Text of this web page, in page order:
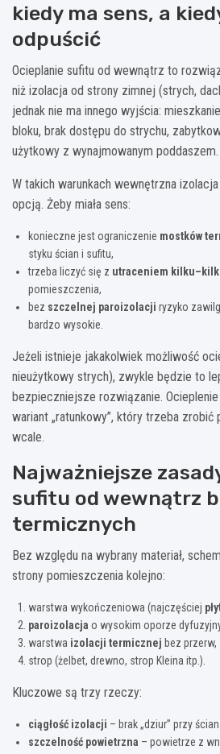
kiedy ma sens, a
odpuścić
Ocieplanie sufitu od wewnątrz to
niż izolacja od strony zimnej (strych,
jednak nie ma innego wyjścia:
bloku, brak dostępu do strychu,
użytkowy z wynajmowanym poddaszem.
W takich warunkach wewnętrzna
opcją. Żeby miała sens:
konieczne jest ograniczenie mostków
styku ścian i sufitu,
trzeba liczyć się z utraceniem
pomieszczenia,
bez szczelnej paroizolacji ryzyko
bardzo wysokie.
Jeżeli istnieje jakakolwiek możliwość
nieużytkowy strych), zwykle będzie to
bezpieczniejsze rozwiązanie.
wariant „ratunkowy”, który trzeba zrobić
wcale.
Najważniejsze
sufitu od wewnątrz
termicznych
Bez względu na wybrany materiał,
strony pomieszczenia kolejno:
warstwa wykończeniowa (najczęściej
paroizolacja o wysokim oporze
warstwa izolacji termicznej bez przerw,
strop (żelbet, drewno, strop Kleina itp.).
Kluczowe są trzy rzeczy:
ciągłość izolacji – brak „dziur” przy
szczelność powietrzna – powietrze z